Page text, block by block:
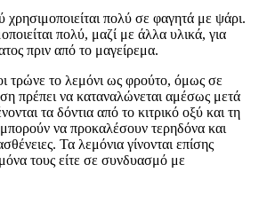
πολύ σε φαγητά με ψάρι.
πολύ, μαζί με άλλα υλικά, για
πριν από το μαγείρεμα.
τρώνε το λεμόνι ως φρούτο, όμως σε
πρέπει να καταναλώνεται αμέσως μετά
τα δόντια από το κιτρικό οξύ και τη
να προκαλέσουν τερηδόνα και
Τα λεμόνια γίνονται επίσης
τους είτε σε συνδυασμό με